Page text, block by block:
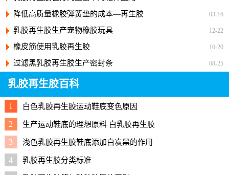
03-16
降低高质量橡胶弹簧垫的成本—再生胶
12-22
乳胶再生胶生产宠物橡胶玩具
10-20
橡皮筋使用乳胶再生胶
08-25
过滤黑乳胶再生胶生产密封条
乳胶再生胶百科
1 白色乳胶再生胶运动鞋底变色原因
2 生产运动鞋底的理想原料 白乳胶再生胶
3 浅色乳胶再生胶鞋底添加白炭黑的作用
4 乳胶再生胶分类标准